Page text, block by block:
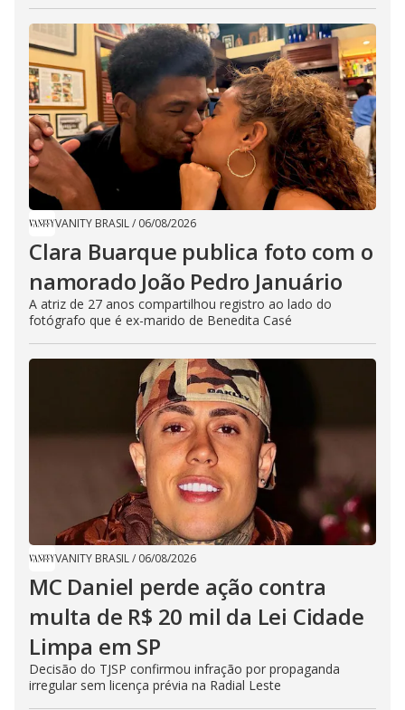
VANITY BRASIL/ 06/08/2026
Clara Buarque publica foto com o
namorado João Pedro Januário
A atriz de 27 anos compartilhou registro ao lado do
fotógrafo que é ex-marido de Benedita Casé
VANITY BRASIL/ 06/08/2026
MC Daniel perde ação contra
multa de R$ 20 mil da Lei Cidade
Limpa em SP
Decisão do TJSP confirmou infração por propaganda
irregular sem licença prévia na Radial Leste